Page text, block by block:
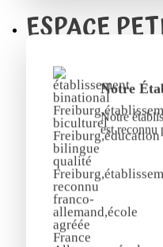
ESPACE
Notre
Notre
est reconnu